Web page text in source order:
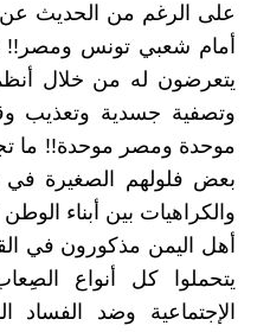
على الرغم من الحديث عن
أمام شعبي تونس
يتعرضون له من خلال
وتصفية جسدية وتعذيب
موحدة ومصر موحدة!! ما
بعض فلولهم الصغيرة في
والكراهيات بين أبناء
أهل اليمن مذكورون في
يتحملوا كل أنواع
الإجتماعية وضد